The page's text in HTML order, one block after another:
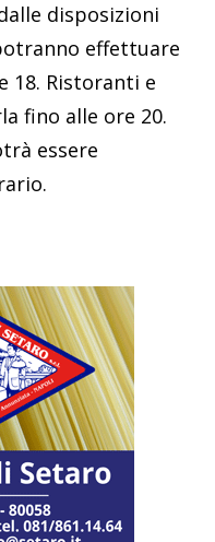
disposizioni
effettuare
18. Ristoranti e
fino alle ore 20.
essere